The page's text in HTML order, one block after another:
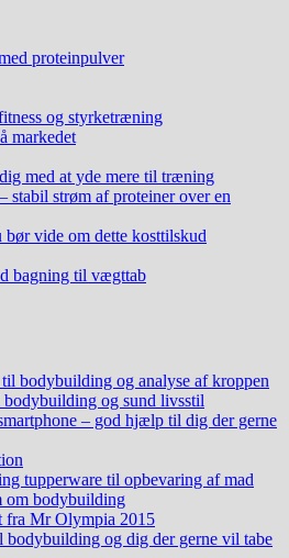
proteinpulver
og styrketræning
markedet
med at yde mere til træning
stabil strøm af proteiner over en
vide om dette kosttilskud
bagning til vægttab
bodybuilding og analyse af kroppen
bodybuilding og sund livsstil
– god hjælp til dig der gerne
tupperware til opbevaring af mad
om bodybuilding
fra Mr Olympia 2015
og dig der gerne vil tabe